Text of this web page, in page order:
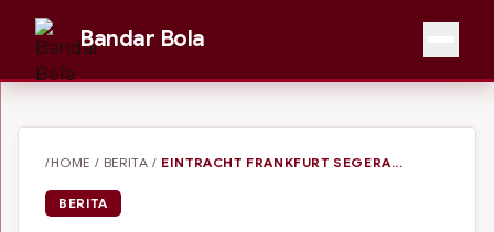
Bandar Bola
/HOME / BERITA / EINTRACHT FRANKFURT SEGERA...
BERITA